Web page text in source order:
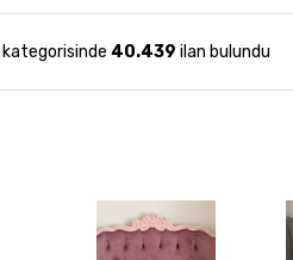
kategorisinde 40.439 ilan bulundu